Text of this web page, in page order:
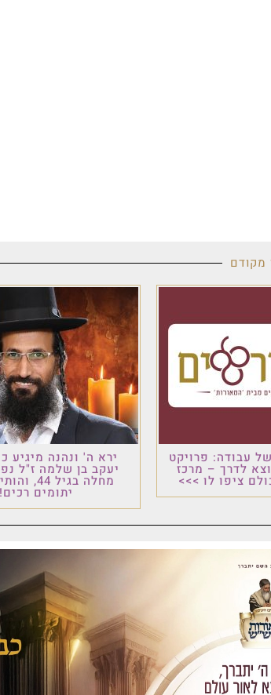
מקודם
עבודה: פרויקט
לדרך – מרכז
ציפו לו >>>
ירא ה' ונהנה מיגיע
יעקב בן שלמה ז"ל
מחלה בגיל
יתומים רכים!